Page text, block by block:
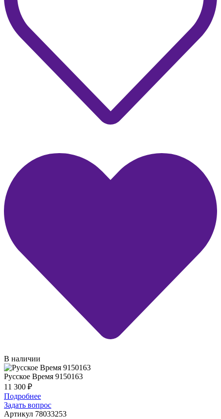
В наличии
Русское Время 9150163
11 300 ₽
Подробнее
Задать вопрос
Артикул 78033253